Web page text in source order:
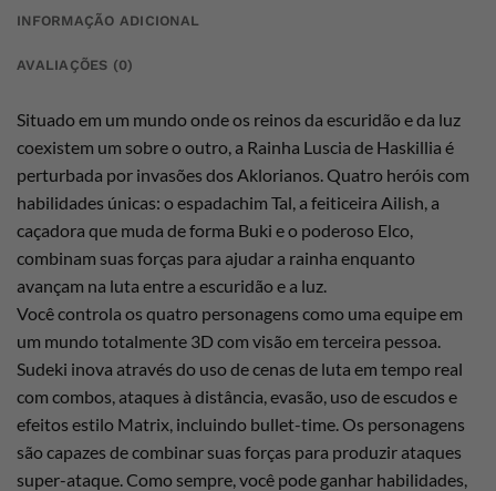
INFORMAÇÃO ADICIONAL
AVALIAÇÕES (0)
Situado em um mundo onde os reinos da escuridão e da luz
coexistem um sobre o outro, a Rainha Luscia de Haskillia é
perturbada por invasões dos Aklorianos. Quatro heróis com
habilidades únicas: o espadachim Tal, a feiticeira Ailish, a
caçadora que muda de forma Buki e o poderoso Elco,
combinam suas forças para ajudar a rainha enquanto
avançam na luta entre a escuridão e a luz.
Você controla os quatro personagens como uma equipe em
um mundo totalmente 3D com visão em terceira pessoa.
Sudeki inova através do uso de cenas de luta em tempo real
com combos, ataques à distância, evasão, uso de escudos e
efeitos estilo Matrix, incluindo bullet-time. Os personagens
são capazes de combinar suas forças para produzir ataques
super-ataque. Como sempre, você pode ganhar habilidades,